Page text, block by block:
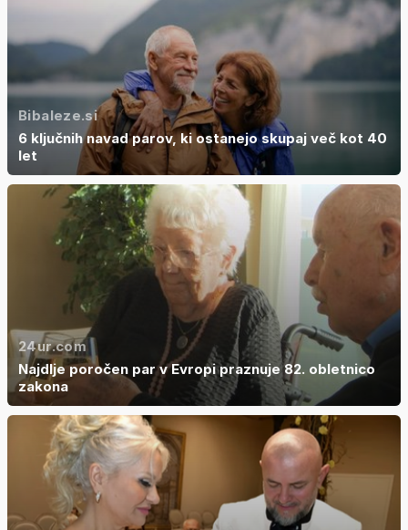
Bibaleze.si
6 ključnih navad parov, ki ostanejo skupaj več kot 40
let
24ur.com
Najdlje poročen par v Evropi praznuje 82. obletnico
zakona